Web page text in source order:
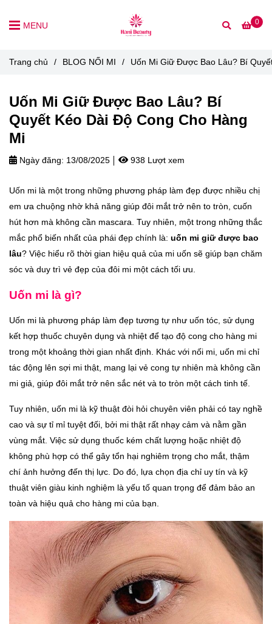
0
MENU
Trang chủ / BLOG NỐI MI / Uốn Mi Giữ Được Bao Lâu? Bí
Uốn Mi Giữ Được Bao Lâu? Bí
Quyết Kéo Dài Độ Cong Cho Hàng
Mi
Ngày đăng: 13/08/2025 938 Lượt xem
Uốn mi là một trong những phương pháp làm đẹp được nhiều chị
em ưa chuộng nhờ khả năng giúp đôi mắt trở nên to tròn, cuốn
hút hơn mà không cần mascara. Tuy nhiên, một trong những thắc
mắc phổ biến nhất của phái đẹp chính là: uốn mi giữ được bao
lâu? Việc hiểu rõ thời gian hiệu quả của mi uốn sẽ giúp bạn chăm
sóc và duy trì vẻ đẹp của đôi mi một cách tối ưu.
Uốn mi là gì?
Uốn mi là phương pháp làm đẹp tương tự như uốn tóc, sử dụng
kết hợp thuốc chuyên dụng và nhiệt để tạo độ cong cho hàng mi
trong một khoảng thời gian nhất định. Khác với nối mi, uốn mi chỉ
tác động lên sợi mi thật, mang lại vẻ cong tự nhiên mà không cần
mi giả, giúp đôi mắt trở nên sắc nét và to tròn một cách tinh tế.
Tuy nhiên, uốn mi là kỹ thuật đòi hỏi chuyên viên phải có tay nghề
cao và sự tỉ mỉ tuyệt đối, bởi mi thật rất nhạy cảm và nằm gần
vùng mắt. Việc sử dụng thuốc kém chất lượng hoặc nhiệt độ
không phù hợp có thể gây tổn hại nghiêm trọng cho mắt, thậm
chí ảnh hưởng đến thị lực. Do đó, lựa chọn địa chỉ uy tín và kỹ
thuật viên giàu kinh nghiệm là yếu tố quan trọng để đảm bảo an
toàn và hiệu quả cho hàng mi của bạn.